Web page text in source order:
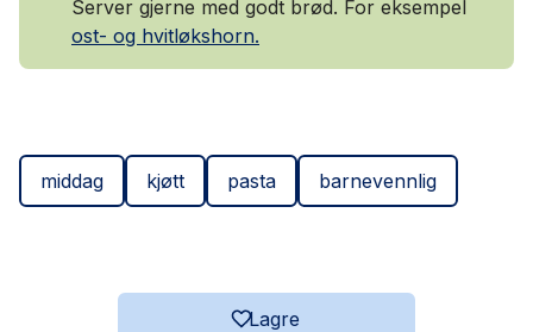
Server gjerne med godt brød. For eksempel
ost- og hvitløkshorn.
middag kjøtt pasta barnevennlig
Lagre